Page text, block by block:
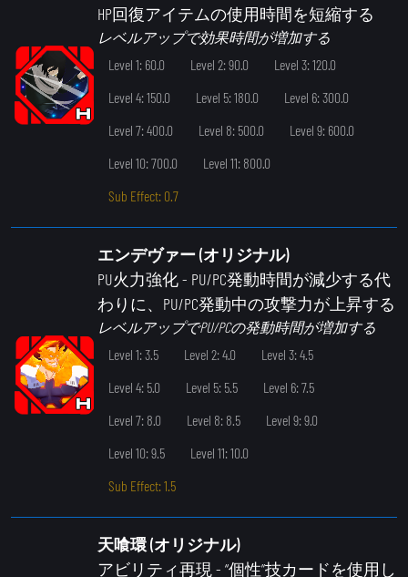
HP回復アイテムの使用時間を短縮する
レベルアップで効果時間が増加する
Level 1: 60.0
Level 2: 90.0
Level 3: 120.0
Level 4: 150.0
Level 5: 180.0
Level 6: 300.0
Level 7: 400.0
Level 8: 500.0
Level 9: 600.0
Level 10: 700.0
Level 11: 800.0
Sub Effect: 0.7
エンデヴァー (オリジナル)
PU火力強化- PU/PC発動時間が減少する代
わりに、PU/PC発動中の攻撃力が上昇する
レベルアップでPU/PCの発動時間が増加する
Level 1: 3.5
Level 2: 4.0
Level 3: 4.5
Level 4: 5.0
Level 5: 5.5
Level 6: 7.5
Level 7: 8.0
Level 8: 8.5
Level 9: 9.0
Level 10: 9.5
Level 11: 10.0
Sub Effect: 1.5
天喰環 (オリジナル)
アビリティ再現 - “個性”技カードを使用し